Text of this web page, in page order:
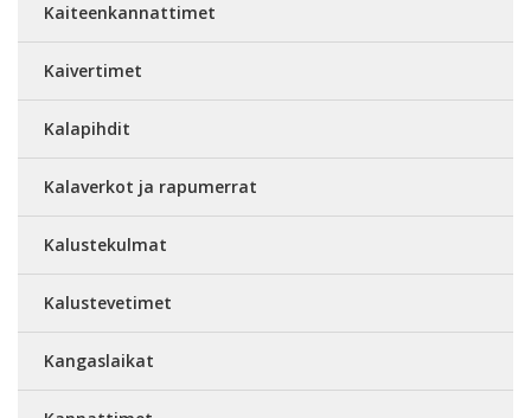
Kaiteenkannattimet
Kaivertimet
Kalapihdit
Kalaverkot ja rapumerrat
Kalustekulmat
Kalustevetimet
Kangaslaikat